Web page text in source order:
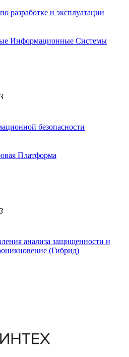
разработке и эксплуатации
Информационные Системы
3
безопасности
Платформа
анализа защищенности и
(Гибрид)